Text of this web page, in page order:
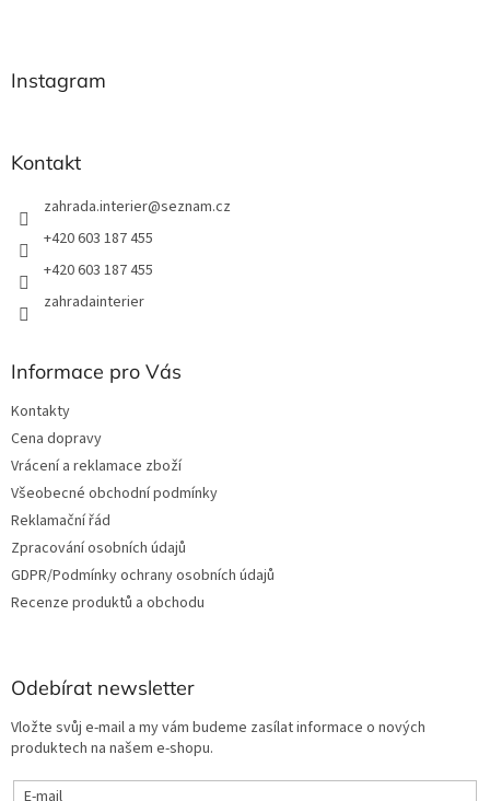
Instagram
Kontakt
zahrada.interier@seznam.cz
+420 603 187 455
+420 603 187 455
zahradainterier
Informace pro Vás
Kontakty
Cena dopravy
Vrácení a reklamace zboží
Všeobecné obchodní podmínky
Reklamační řád
Zpracování osobních údajů
GDPR/Podmínky ochrany osobních údajů
Recenze produktů a obchodu
Odebírat newsletter
Vložte svůj e-mail a my vám budeme zasílat informace o nových
produktech na našem e-shopu.